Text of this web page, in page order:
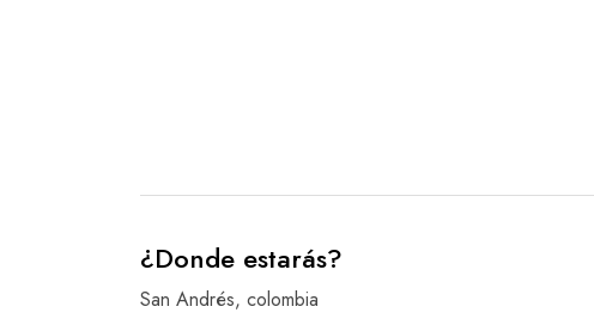
¿Donde estarás?
San Andrés, colombia